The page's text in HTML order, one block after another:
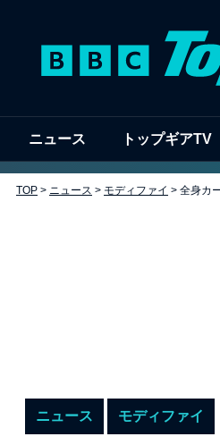
ニュース トップギアTV
TOP > ニュース > モディファイ > 全身カ
ニュース モディファイ